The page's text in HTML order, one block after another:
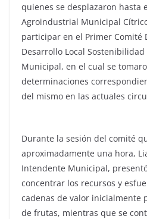
quienes se desplazaron hasta
Agroindustrial Municipal
participar en el Primer Comité
Desarrollo Local
Municipal, en el cual se
determinaciones
del mismo en las actuales
Durante la sesión del comité
aproximadamente una hora,
Intendente Municipal,
concentrar los recursos y
cadenas de valor inicialmente
de frutas, mientras que se